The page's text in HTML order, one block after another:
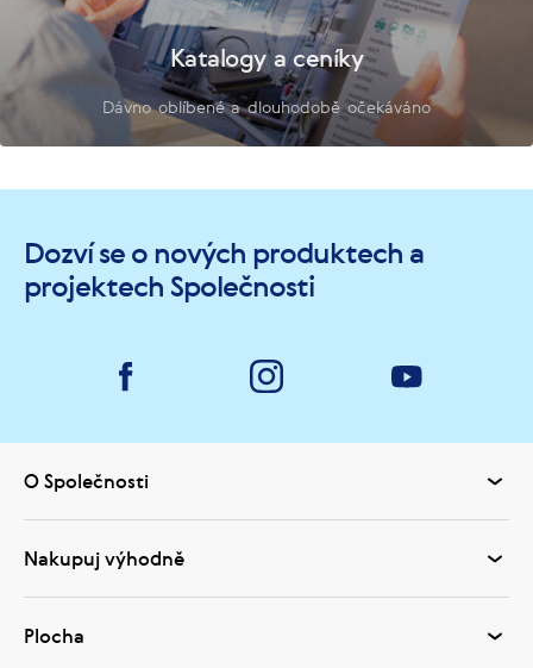
Katalogy a ceníky
Dávno oblíbené a dlouhodobě očekáváno
Dozví se o nových produktech a
projektech Společnosti
O Společnosti
Nakupuj výhodně
Plocha